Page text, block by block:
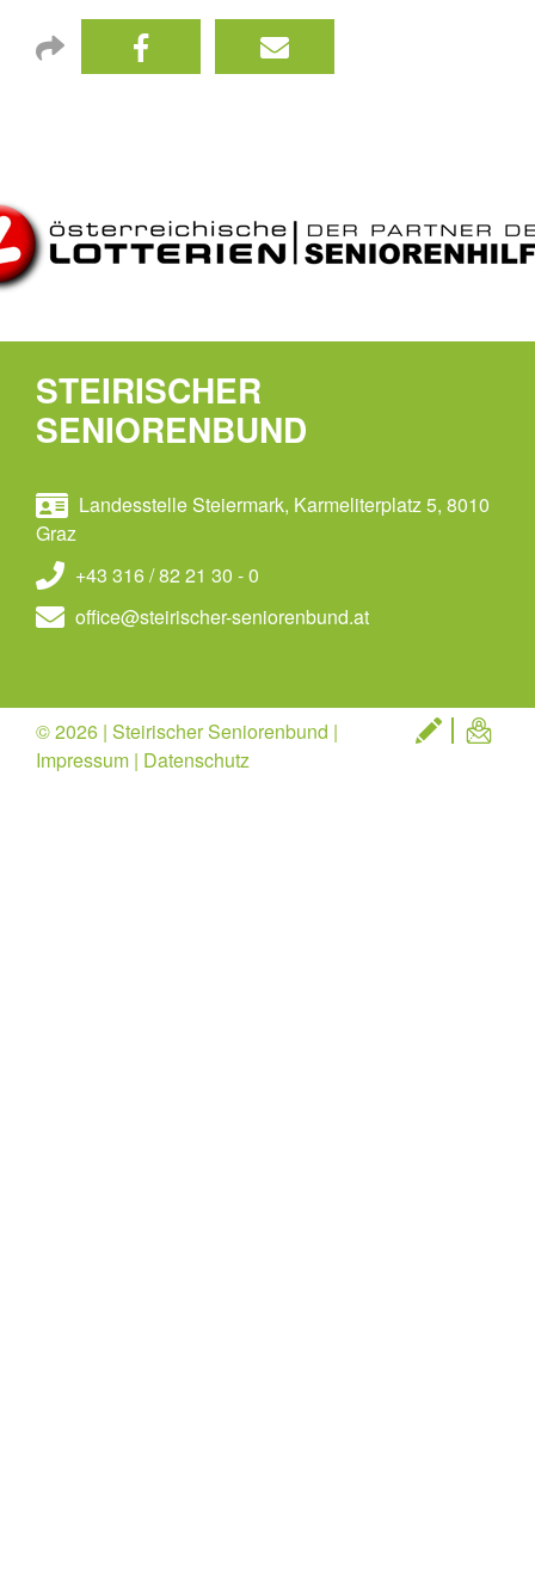
STEIRISCHER
SENIORENBUND
Landesstelle Steiermark, Karmeliterplatz 5, 8010
Graz
+43 316 / 82 21 30 - 0
office@steirischer-seniorenbund.at
© 2026 | Steirischer Seniorenbund |
Impressum | Datenschutz